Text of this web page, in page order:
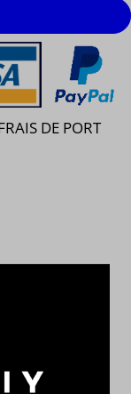
DE PORT